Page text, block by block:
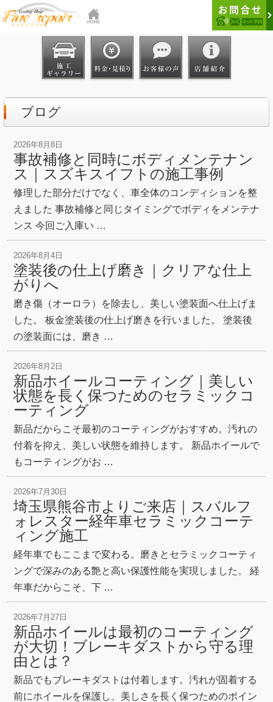
ブログ
2026年8月8日
事故補修と同時にボディメンテナン
ス｜スズキスイフトの施工事例
修理した部分だけでなく、車全体のコンディションを整
えました 事故補修と同じタイミングでボディをメンテナ
ンス 今回ご入庫い …
2026年8月4日
塗装後の仕上げ磨き｜クリアな仕上
がりへ
磨き傷（オーロラ）を除去し、美しい塗装面へ仕上げま
した。 板金塗装後の仕上げ磨きを行いました。 塗装後
の塗装面には、磨き …
2026年8月2日
新品ホイールコーティング｜美しい
状態を長く保つためのセラミックコ
ーティング
新品だからこそ最初のコーティングがおすすめ。汚れの
付着を抑え、美しい状態を維持します。 新品ホイールで
もコーティングがお …
2026年7月30日
埼玉県熊谷市よりご来店｜スバルフ
ォレスター経年車セラミックコーテ
ィング施工
経年車でもここまで変わる。磨きとセラミックコーティ
ングで深みのある艶と高い保護性能を実現しました。 経
年車だからこそ、下 …
2026年7月27日
新品ホイールは最初のコーティング
が大切！ブレーキダストから守る理
由とは？
新品でもブレーキダストは付着します。汚れが固着する
前にホイールを保護し、美しさを長く保つためのポイン